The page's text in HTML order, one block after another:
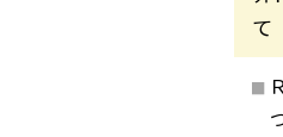
て